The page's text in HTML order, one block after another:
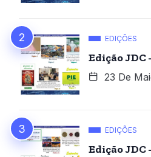
EDIÇÕES
Edição JDC
23 De
EDIÇÕES
Edição JDC